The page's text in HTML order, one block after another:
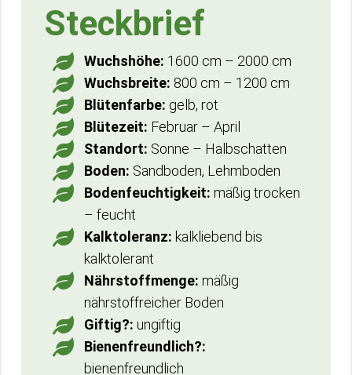
Steckbrief
Wuchshöhe: 1600 cm – 2000 cm
Wuchsbreite: 800 cm – 1200 cm
Blütenfarbe: gelb, rot
Blütezeit: Februar – April
Standort: Sonne – Halbschatten
Boden: Sandboden, Lehmboden
Bodenfeuchtigkeit: mäßig trocken
– feucht
Kalktoleranz: kalkliebend bis
kalktolerant
Nährstoffmenge: mäßig
nährstoffreicher Boden
Giftig?: ungiftig
Bienenfreundlich?:
bienenfreundlich